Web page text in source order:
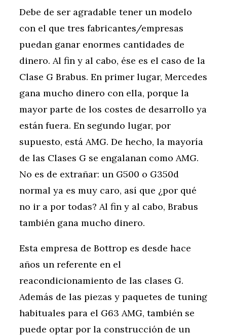
Debe de ser agradable tener un modelo
con el que tres fabricantes/empresas
puedan ganar enormes cantidades de
dinero. Al fin y al cabo, ése es el caso de la
Clase G Brabus. En primer lugar, Mercedes
gana mucho dinero con ella, porque la
mayor parte de los costes de desarrollo ya
están fuera. En segundo lugar, por
supuesto, está AMG. De hecho, la mayoría
de las Clases G se engalanan como AMG.
No es de extrañar: un G500 o G350d
normal ya es muy caro, así que ¿por qué
no ir a por todas? Al fin y al cabo, Brabus
también gana mucho dinero.
Esta empresa de Bottrop es desde hace
años un referente en el
reacondicionamiento de las clases G.
Además de las piezas y paquetes de tuning
habituales para el G63 AMG, también se
puede optar por la construcción de un